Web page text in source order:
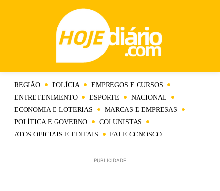
REGIÃO POLÍCIA
EMPREGOS E CURSOS
ENTRETENIMENTO
ESPORTE
NACIONAL
ECONOMIA E LOTERIAS
MARCAS E EMPRESAS
POLÍTICA E GOVERNO
COLUNISTAS
ATOS OFICIAIS E EDITAIS
FALE CONOSCO
PUBLICIDADE